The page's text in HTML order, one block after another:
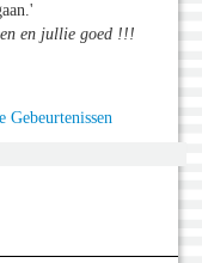
en jullie goed !!!